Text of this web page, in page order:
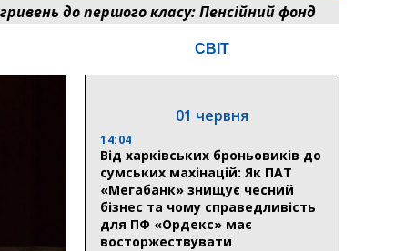
до першого класу: Пенсійний фонд Сумщини
СВІТ
01 червня
14:04
Від харківських броньовиків до
сумських махінацій: Як ПАТ
«Мегабанк» знищує чесний
бізнес та чому справедливість
для ПФ «Ордекс» має
восторжествувати